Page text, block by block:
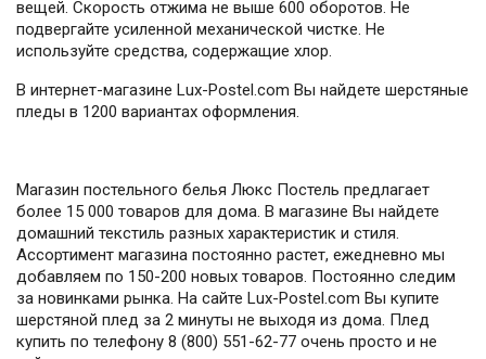
вещей. Скорость отжима не выше 600 оборотов. Не
подвергайте усиленной механической чистке. Не
используйте средства, содержащие хлор.
В интернет-магазине Lux-Postel.com Вы найдете шерстяные
пледы в 1200 вариантах оформления.
Магазин постельного белья Люкс Постель предлагает
более 15 000 товаров для дома. В магазине Вы найдете
домашний текстиль разных характеристик и стиля.
Ассортимент магазина постоянно растет, ежедневно мы
добавляем по 150-200 новых товаров. Постоянно следим
за новинками рынка. На сайте Lux-Postel.com Вы купите
шерстяной плед за 2 минуты не выходя из дома. Плед
купить по телефону 8 (800) 551-62-77 очень просто и не